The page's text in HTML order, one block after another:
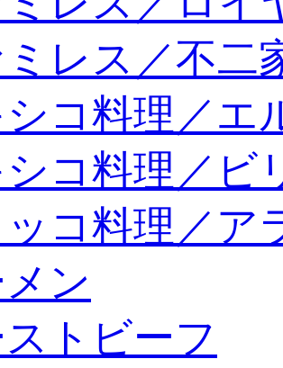
レス／不二
シコ料理／エ
シコ料理／ビ
コ料理／ア
ン
トビーフ